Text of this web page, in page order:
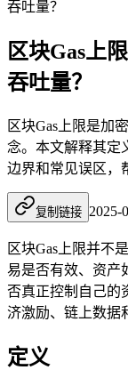
吞吐量？
区块Gas上
吞吐量？
区块Gas上限是加
念。本文解释其定
边界和常见误区，
复制链接 2025-
区块Gas上限并不
易是否有效、资产
否真正控制自己的
济激励、链上数据
定义